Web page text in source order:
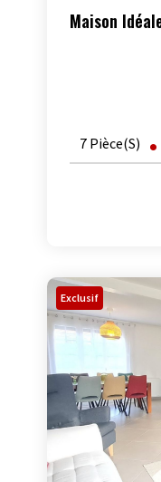
7 Pièce(s)
Exclusif